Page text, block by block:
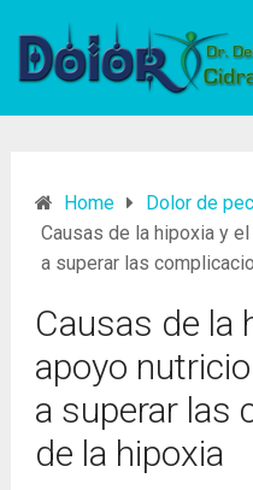
Home Dolor de
Causas de la hipoxia y
a superar las
Causas de la
apoyo
a superar las
de la hipoxia